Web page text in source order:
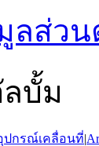
ลส่วน
บั้ม
ปกรณ์เคลื่อนที่|